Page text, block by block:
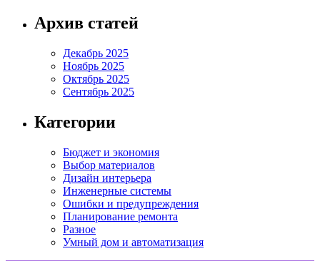
Архив статей
Декабрь 2025
Ноябрь 2025
Октябрь 2025
Сентябрь 2025
Категории
Бюджет и экономия
Выбор материалов
Дизайн интерьера
Инженерные системы
Ошибки и предупреждения
Планирование ремонта
Разное
Умный дом и автоматизация